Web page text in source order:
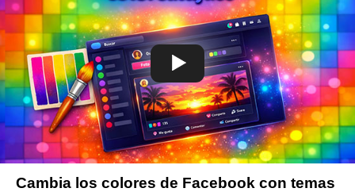
Cambia los colores de Facebook con temas